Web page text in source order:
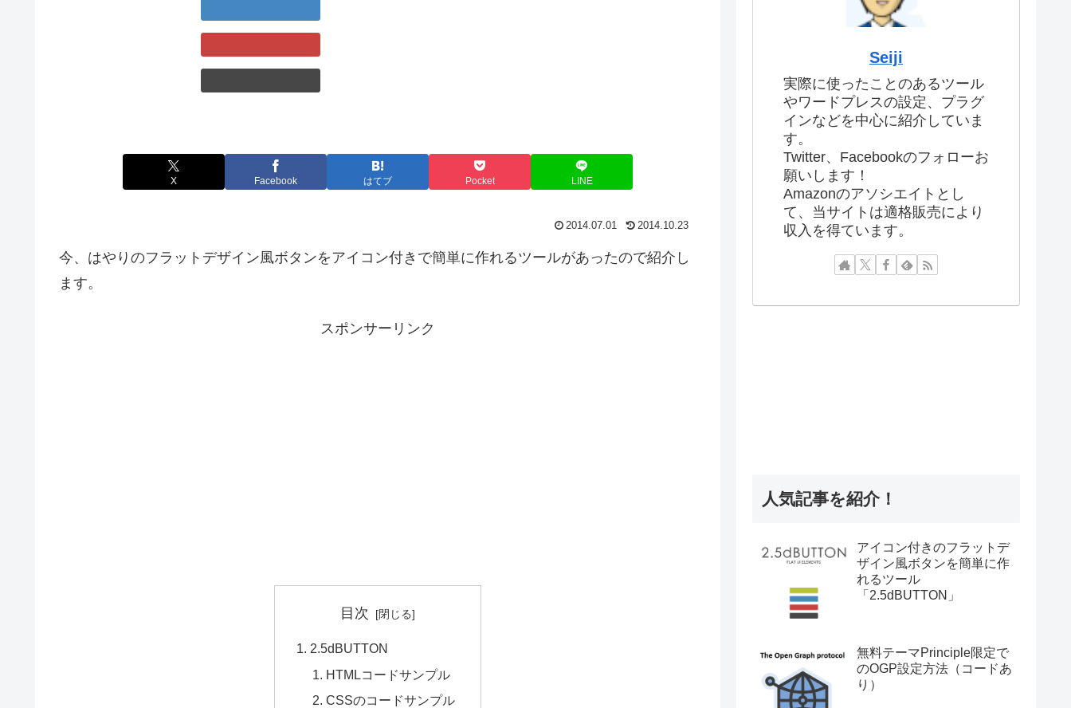
X Facebook はてブ Pocket LINE
2014.07.01 2014.10.23
今、はやりのフラットデザイン風ボタンをアイコン付きで簡単に作れるツールがあったので紹介し
ます。
スポンサーリンク
目次
2.5dBUTTON
HTMLコードサンプル
CSSのコードサンプル
Seiji
実際に使ったことのあるツール
やワードプレスの設定、プラグ
インなどを中心に紹介していま
す。
Twitter、Facebookのフォローお
願いします！
Amazonのアソシエイトとし
て、当サイトは適格販売により
収入を得ています。
人気記事を紹介！
アイコン付きのフラットデ
ザイン風ボタンを簡単に作
れるツール
「2.5dBUTTON」
無料テーマPrinciple限定で
のOGP設定方法（コードあ
り）